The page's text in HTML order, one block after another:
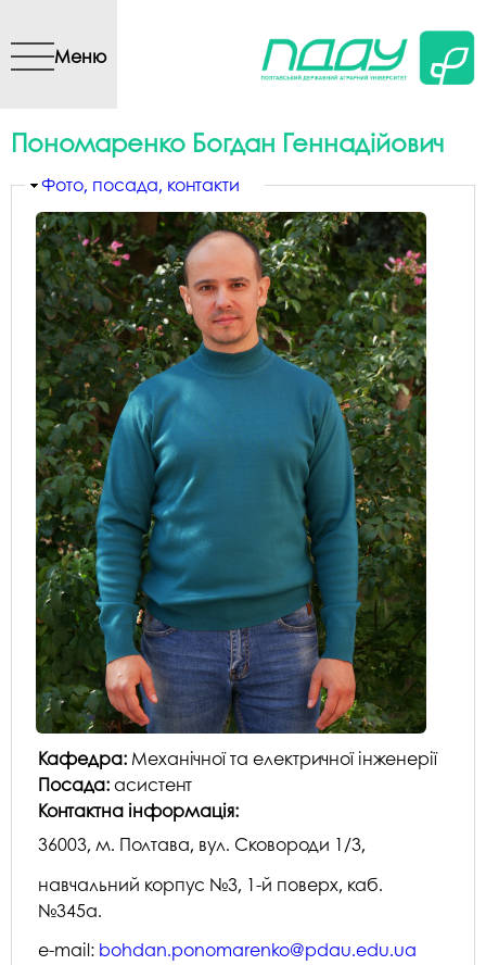
вмісту
Меню
Пономаренко Богдан Геннадійович
ПриховатиФото, посада, контакти
Кафедра: Механічної та електричної інженерії
Посада:асистент
Контактна інформація:
36003, м. Полтава, вул. Сковороди 1/3,
навчальний корпус №3, 1-й поверх, каб.
№345а.
е-mail: bohdan.ponomarenko@pdau.edu.ua